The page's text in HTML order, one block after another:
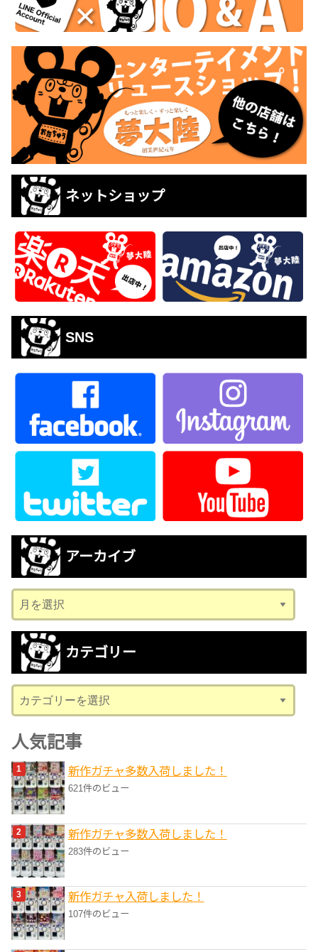
ネットショップ
SNS
アーカイブ
ー
カ
ブ
カテゴリー
テ
ゴ
リ
ー
人気記事
新作ガチャ多数入荷しました！
621件のビュー
新作ガチャ多数入荷しました！
283件のビュー
新作ガチャ入荷しました！
107件のビュー